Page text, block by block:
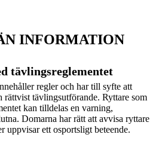
INFORMATION
tävlingsreglementet
regler och har till syfte att
rättvist tävlingsutförande. Ryttare som
kan tilldelas en varning,
Domarna har rätt att avvisa ryttare
uppvisar ett osportsligt beteende.